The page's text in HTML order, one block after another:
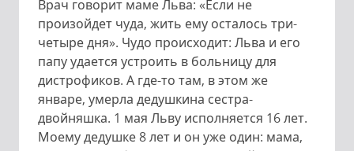
Врач говорит маме Льва: «Если не
произойдет чуда, жить ему осталось три-
четыре дня». Чудо происходит: Льва и его
папу удается устроить в больницу для
дистрофиков. А где-то там, в этом же
январе, умерла дедушкина сестра-
двойняшка. 1 мая Льву исполняется 16 лет.
Моему дедушке 8 лет и он уже один: мама,